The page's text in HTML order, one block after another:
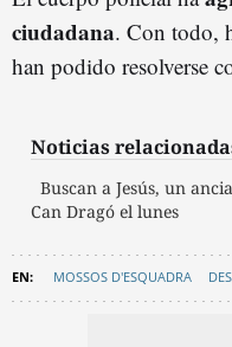
ciudadana. Con todo,
han podido resolverse
Noticias
Buscan a Jesús, un
Can Dragó el lunes
MOSSOS D'ESQUADRA